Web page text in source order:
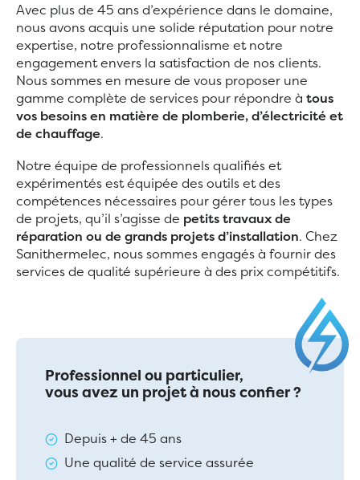
Avec plus de 45 ans d’expérience dans le domaine,
nous avons acquis une solide réputation pour notre
expertise, notre professionnalisme et notre
engagement envers la satisfaction de nos clients.
Nous sommes en mesure de vous proposer une
gamme complète de services pour répondre à tous
vos besoins en matière de plomberie, d’électricité et
de chauffage.
Notre équipe de professionnels qualifiés et
expérimentés est équipée des outils et des
compétences nécessaires pour gérer tous les types
de projets, qu’il s’agisse de petits travaux de
réparation ou de grands projets d’installation. Chez
Sanithermelec, nous sommes engagés à fournir des
services de qualité supérieure à des prix compétitifs.
Professionnel ou particulier,
vous avez un projet à nous confier ?
Depuis + de 45 ans
Une qualité de service assurée